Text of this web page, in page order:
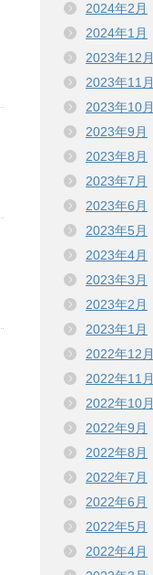
2024年2月
2024年1月
2023年12月
2023年11月
2023年10月
2023年9月
2023年8月
2023年7月
2023年6月
2023年5月
2023年4月
2023年3月
2023年2月
2023年1月
2022年12月
2022年11月
2022年10月
2022年9月
2022年8月
2022年7月
2022年6月
2022年5月
2022年4月